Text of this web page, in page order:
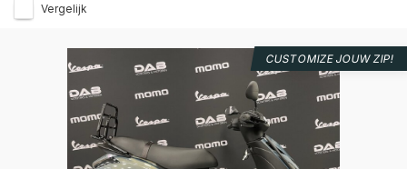
Vergelijk
CUSTOMIZE JOUW ZIP!